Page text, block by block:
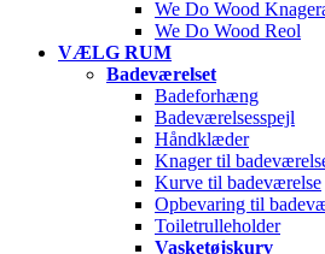
We Do Wood
We Do Wood Reol
VÆLG RUM
Badeværelset
Badeforhæng
Badeværelsesspejl
Håndklæder
Knager til
Kurve til badeværelse
Opbevaring til
Toiletrulleholder
Vasketøjskurv